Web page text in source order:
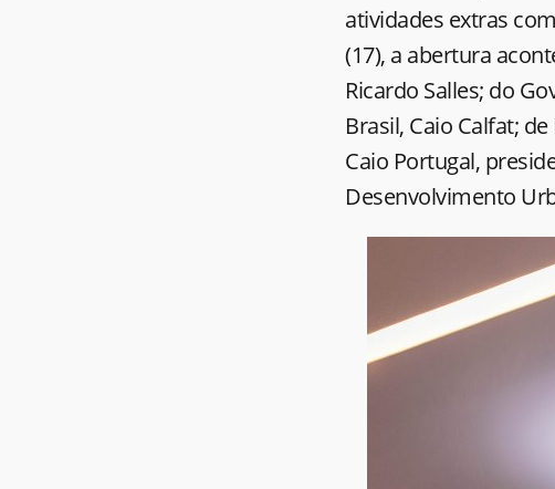
atividades extras
(17), a abertura
Ricardo Salles; do
Brasil, Caio Calfat;
Caio Portugal,
Desenvolvimento